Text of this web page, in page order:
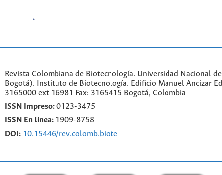
Revista Colombiana de Biotecnología. Universidad Nacional
Bogotá). Instituto de Biotecnología. Edificio Manuel Ancizar
3165000 ext 16981 Fax: 3165415 Bogotá, Colombia
ISSN Impreso: 0123-3475
ISSN En línea: 1909-8758
DOI: 10.15446/rev.colomb.biote